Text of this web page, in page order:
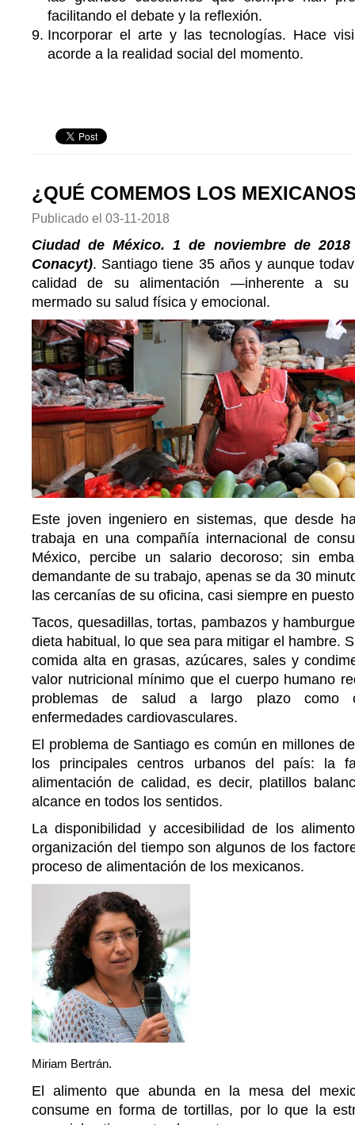
facilitando el debate y la reflexión.
Incorporar el arte y las tecnologías. Hace
acorde a la realidad social del momento.
¿QUÉ COMEMOS LOS
Publicado el 03-11-2018
Ciudad de México. 1 de noviembre de 2018
Conacyt). Santiago tiene 35 años y aunque
calidad de su alimentación —inherente a
mermado su salud física y emocional.
Este joven ingeniero en sistemas, que desde
trabaja en una compañía internacional de
México, percibe un salario decoroso; sin
demandante de su trabajo, apenas se da 30
las cercanías de su oficina, casi siempre en
Tacos, quesadillas, tortas, pambazos y
dieta habitual, lo que sea para mitigar el hambre.
comida alta en grasas, azúcares, sales y
valor nutricional mínimo que el cuerpo humano
problemas de salud a largo plazo como
enfermedades cardiovasculares.
El problema de Santiago es común en millones
los principales centros urbanos del país: la
alimentación de calidad, es decir, platillos
alcance en todos los sentidos.
La disponibilidad y accesibilidad de los
organización del tiempo son algunos de los
proceso de alimentación de los mexicanos.
Miriam Bertrán.
El alimento que abunda en la mesa del
consume en forma de tortillas, por lo que la